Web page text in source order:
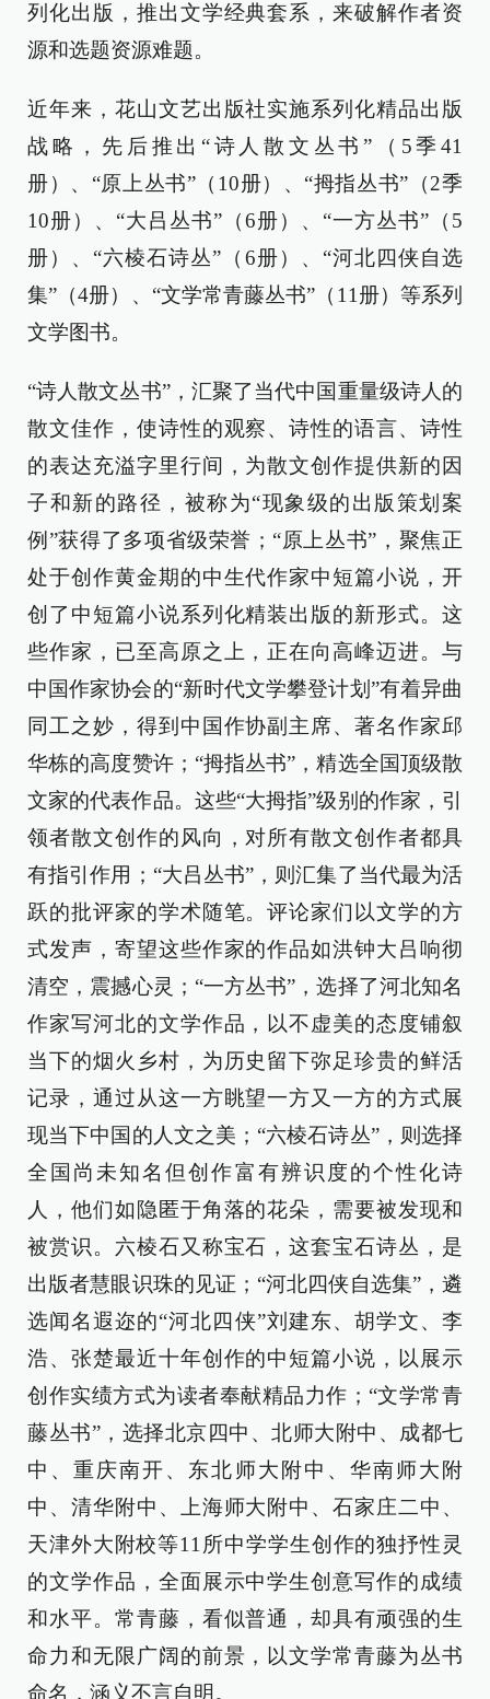
列化出版，推出文学经典套系，来破解作者资
源和选题资源难题。
近年来，花山文艺出版社实施系列化精品出版
战略，先后推出“诗人散文丛书”（5季41
册）、“原上丛书”（10册）、“拇指丛书”（2季
10册）、“大吕丛书”（6册）、“一方丛书”（5
册）、“六棱石诗丛”（6册）、“河北四侠自选
集”（4册）、“文学常青藤丛书”（11册）等系列
文学图书。
“诗人散文丛书”，汇聚了当代中国重量级诗人的
散文佳作，使诗性的观察、诗性的语言、诗性
的表达充溢字里行间，为散文创作提供新的因
子和新的路径，被称为“现象级的出版策划案
例”获得了多项省级荣誉；“原上丛书”，聚焦正
处于创作黄金期的中生代作家中短篇小说，开
创了中短篇小说系列化精装出版的新形式。这
些作家，已至高原之上，正在向高峰迈进。与
中国作家协会的“新时代文学攀登计划”有着异曲
同工之妙，得到中国作协副主席、著名作家邱
华栋的高度赞许；“拇指丛书”，精选全国顶级散
文家的代表作品。这些“大拇指”级别的作家，引
领者散文创作的风向，对所有散文创作者都具
有指引作用；“大吕丛书”，则汇集了当代最为活
跃的批评家的学术随笔。评论家们以文学的方
式发声，寄望这些作家的作品如洪钟大吕响彻
清空，震撼心灵；“一方丛书”，选择了河北知名
作家写河北的文学作品，以不虚美的态度铺叙
当下的烟火乡村，为历史留下弥足珍贵的鲜活
记录，通过从这一方眺望一方又一方的方式展
现当下中国的人文之美；“六棱石诗丛”，则选择
全国尚未知名但创作富有辨识度的个性化诗
人，他们如隐匿于角落的花朵，需要被发现和
被赏识。六棱石又称宝石，这套宝石诗丛，是
出版者慧眼识珠的见证；“河北四侠自选集”，遴
选闻名遐迩的“河北四侠”刘建东、胡学文、李
浩、张楚最近十年创作的中短篇小说，以展示
创作实绩方式为读者奉献精品力作；“文学常青
藤丛书”，选择北京四中、北师大附中、成都七
中、重庆南开、东北师大附中、华南师大附
中、清华附中、上海师大附中、石家庄二中、
天津外大附校等11所中学学生创作的独抒性灵
的文学作品，全面展示中学生创意写作的成绩
和水平。常青藤，看似普通，却具有顽强的生
命力和无限广阔的前景，以文学常青藤为丛书
命名，涵义不言自明。